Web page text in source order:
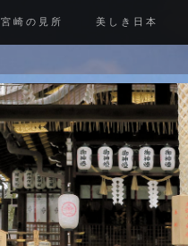
宮崎の見所 美しき日本